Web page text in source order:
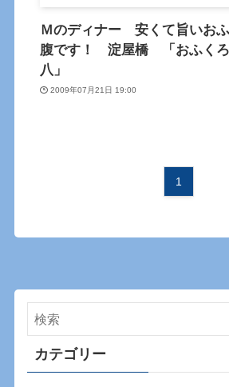
Ｍのディナー 安くて旨いお
腹です！ 淀屋橋 「おふく
八」
2009年07月21日 19:00
1
カテゴリー